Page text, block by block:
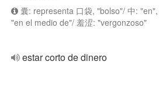
囊: representa 口袋, "bolso"/ 中: "en",
"en el medio de"/ 羞涩: "vergonzoso"
estar corto de dinero